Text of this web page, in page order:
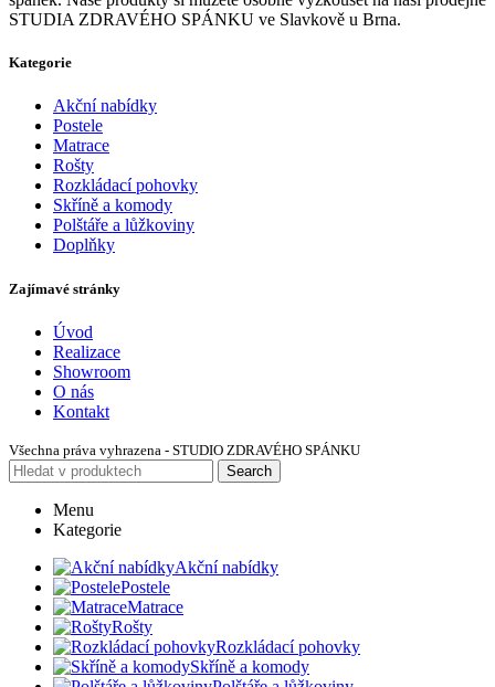
STUDIA ZDRAVÉHO SPÁNKU ve Slavkově u Brna.
Kategorie
Akční nabídky
Postele
Matrace
Rošty
Rozkládací pohovky
Skříně a komody
Polštáře a lůžkoviny
Doplňky
Zajímavé stránky
Úvod
Realizace
Showroom
O nás
Kontakt
Všechna práva vyhrazena - STUDIO ZDRAVÉHO SPÁNKU
Search
Menu
Kategorie
Akční nabídky
Postele
Matrace
Rošty
Rozkládací pohovky
Skříně a komody